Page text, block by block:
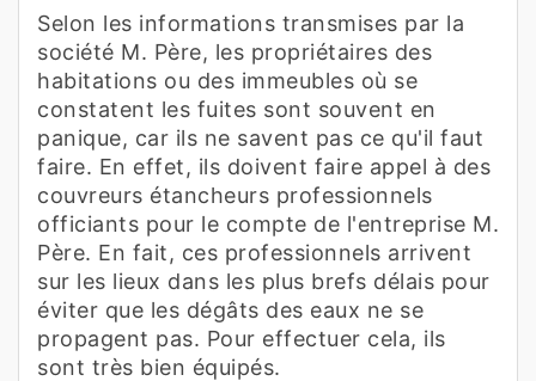
Selon les informations transmises par la
société M. Père, les propriétaires des
habitations ou des immeubles où se
constatent les fuites sont souvent en
panique, car ils ne savent pas ce qu'il faut
faire. En effet, ils doivent faire appel à des
couvreurs étancheurs professionnels
officiants pour le compte de l'entreprise M.
Père. En fait, ces professionnels arrivent
sur les lieux dans les plus brefs délais pour
éviter que les dégâts des eaux ne se
propagent pas. Pour effectuer cela, ils
sont très bien équipés.